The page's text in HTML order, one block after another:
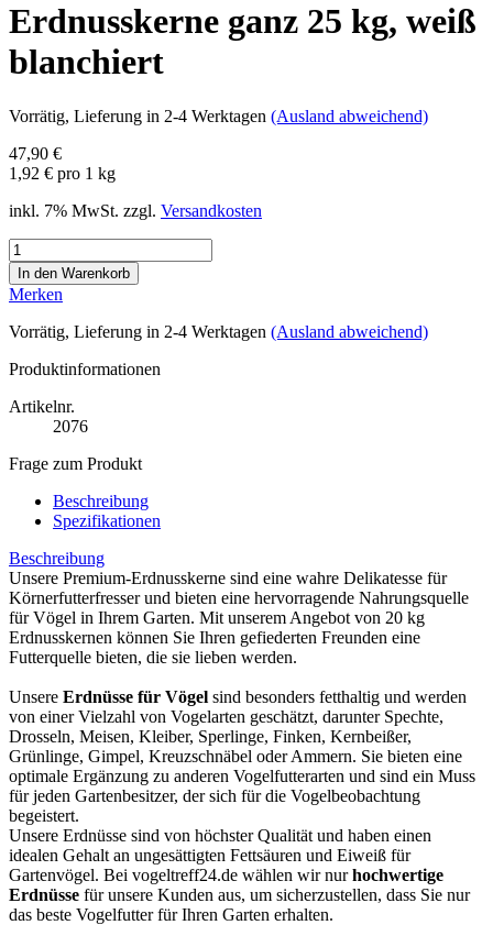
Erdnusskerne ganz 25 kg, weiß
blanchiert
Vorrätig, Lieferung in 2-4 Werktagen (Ausland abweichend)
47,90 €
1,92 € pro 1 kg
inkl. 7% MwSt. zzgl. Versandkosten
Merken
Vorrätig, Lieferung in 2-4 Werktagen (Ausland abweichend)
Produktinformationen
Artikelnr.
2076
Frage zum Produkt
Beschreibung
Spezifikationen
Beschreibung
Unsere Premium-Erdnusskerne sind eine wahre Delikatesse für
Körnerfutterfresser und bieten eine hervorragende Nahrungsquelle
für Vögel in Ihrem Garten. Mit unserem Angebot von 20 kg
Erdnusskernen können Sie Ihren gefiederten Freunden eine
Futterquelle bieten, die sie lieben werden.
Unsere Erdnüsse für Vögel sind besonders fetthaltig und werden
von einer Vielzahl von Vogelarten geschätzt, darunter Spechte,
Drosseln, Meisen, Kleiber, Sperlinge, Finken, Kernbeißer,
Grünlinge, Gimpel, Kreuzschnäbel oder Ammern. Sie bieten eine
optimale Ergänzung zu anderen Vogelfutterarten und sind ein Muss
für jeden Gartenbesitzer, der sich für die Vogelbeobachtung
begeistert.
Unsere Erdnüsse sind von höchster Qualität und haben einen
idealen Gehalt an ungesättigten Fettsäuren und Eiweiß für
Gartenvögel. Bei vogeltreff24.de wählen wir nurhochwertige
Erdnüsse für unsere Kunden aus, um sicherzustellen, dass Sie nur
das beste Vogelfutter für Ihren Garten erhalten.